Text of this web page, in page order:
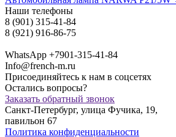
Наши телефоны
8 (901) 315-41-84
8 (921) 916-86-75
WhatsApp +7901-315-41-84
Info@french-m.ru
Присоединяйтесь к нам в соцсетях
Остались вопросы?
Заказать обратный звонок
Санкт-Петербург, улица Фучика, 19,
павильон 67
Политика конфиденциальности